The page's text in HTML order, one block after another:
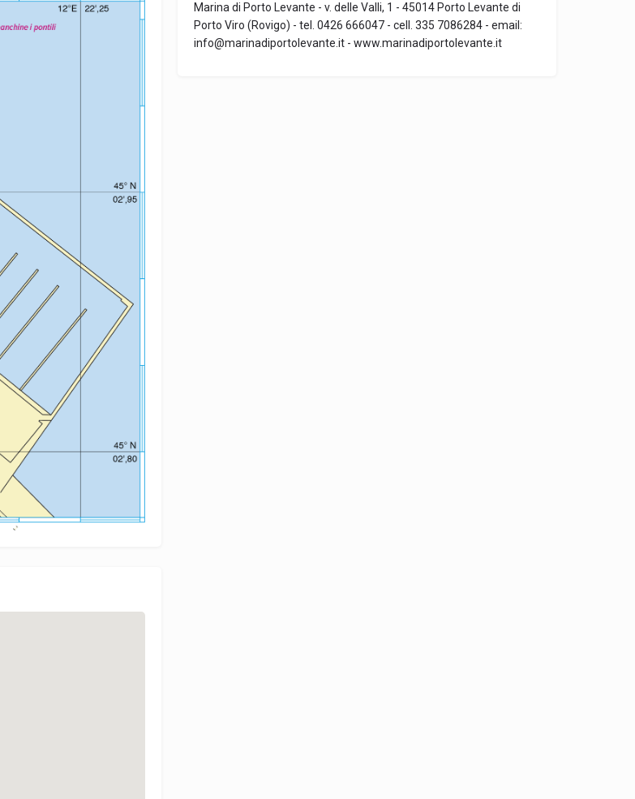
Marina di Porto Levante - v. delle Valli, 1 - 45014 Porto Levante di
Porto Viro (Rovigo) - tel. 0426 666047 - cell. 335 7086284 - email:
info@marinadiportolevante.it - www.marinadiportolevante.it